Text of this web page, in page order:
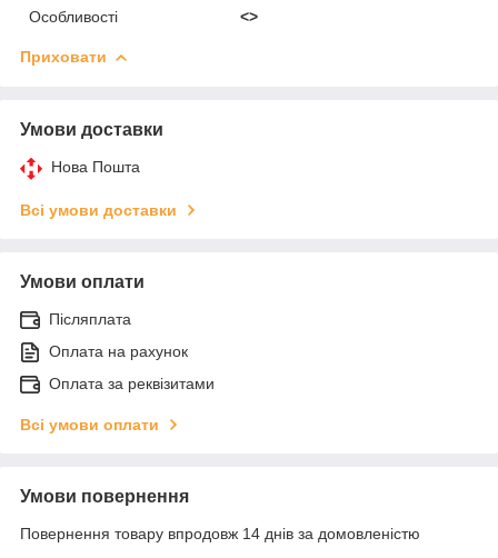
Особливості
<>
Приховати
Умови доставки
Нова Пошта
Всі умови доставки
Умови оплати
Післяплата
Оплата на рахунок
Оплата за реквізитами
Всі умови оплати
Умови повернення
Повернення товару впродовж 14 днів за домовленістю